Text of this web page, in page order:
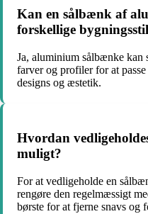
Kan en sålbænk af
forskellige
Ja, aluminium sålbænke kan
farver og profiler for at
designs og æstetik.
Hvordan
muligt?
For at vedligeholde en
rengøre den regelmæssigt
børste for at fjerne snavs og